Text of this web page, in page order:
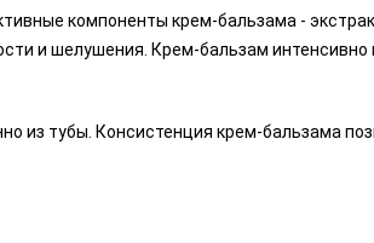
компоненты крем-бальзама -
и шелушения. Крем-бальзам
из тубы. Консистенция крем-бальзама